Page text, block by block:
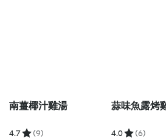
南薑椰汁雞湯
4.7 (9)
蒜味魚露烤
4.0 (6)